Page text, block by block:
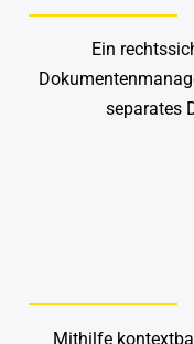
Ein
separates
Mithilfe